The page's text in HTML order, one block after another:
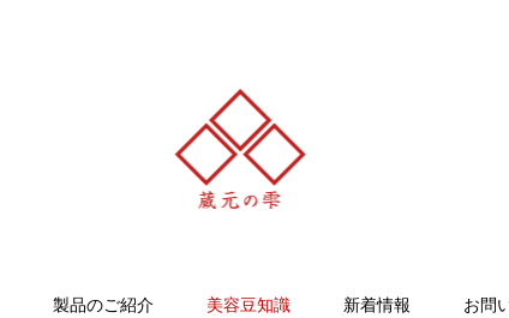
製品のご紹介 美容豆知識 新着情報 お問